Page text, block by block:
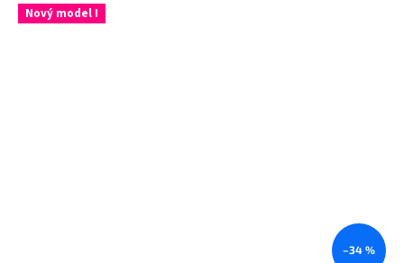
Nový model !
–34 %